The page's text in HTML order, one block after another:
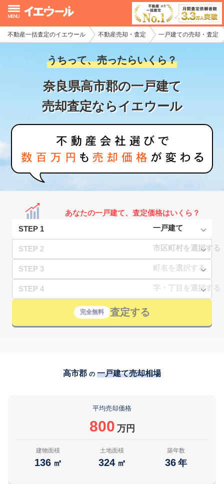
不動産一括査定のイエウール 不動産売却・査定 一戸建ての売却・査定
うちって、売ったらいくら？
奈良県高市郡の一戸建て
売却査定ならイエウール
あなたの一戸建て、査定価格はいくら？
STEP 1
STEP 2
STEP 3
STEP 4
完全無料 査定する
高市郡 の 一戸建て売却相場
平均売却価格
800 万円
建物面積
136 ㎡
土地面積
324 ㎡
築年数
36 年
イエウール加盟希望の不動産会社様
初めての方へ
不動産売却の流れ
不動産の売却・一括査定
家査定シミュレーター
お問い合わせ